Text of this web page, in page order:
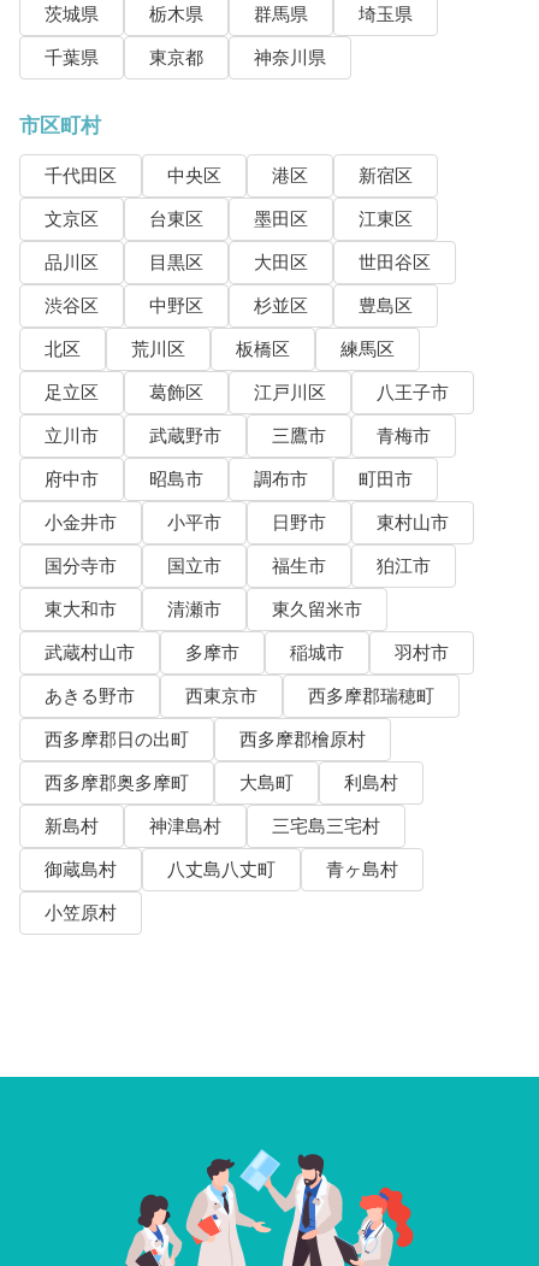
茨城県 栃木県 群馬県
埼玉県
千葉県
東京都 神奈川県
市区町村
千代田区 中央区 港区
新宿区
文京区
台東区 墨田区
江東区
品川区
目黒区 大田区
世田谷区
渋谷区
中野区 杉並区
豊島区
北区
荒川区 板橋区
練馬区
足立区
葛飾区 江戸川区
八王子市
立川市
武蔵野市 三鷹市
青梅市
府中市
昭島市 調布市
町田市
小金井市
小平市 日野市
東村山市
国分寺市
国立市 福生市
狛江市
東大和市
清瀬市
東久留米市
武蔵村山市
多摩市 稲城市
羽村市
あきる野市
西東京市
西多摩郡瑞穂町
西多摩郡日の出町
西多摩郡檜原村
西多摩郡奥多摩町
大島町
利島村
新島村
神津島村
三宅島三宅村
御蔵島村
八丈島八丈町
青ヶ島村
小笠原村